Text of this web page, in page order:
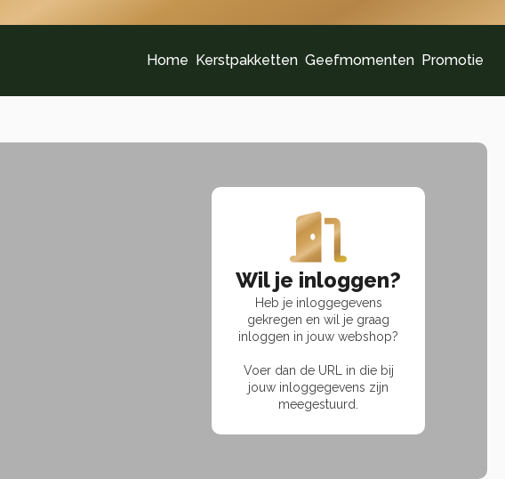
Home Kerstpakketten Geefmomenten Promotie
Wil je inloggen?
Heb je inloggegevens
gekregen en wil je graag
inloggen in jouw webshop?
Voer dan de URL in die bij
jouw inloggegevens zijn
meegestuurd.